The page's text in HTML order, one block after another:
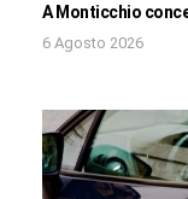
A Monticchio
6 Agosto 2026